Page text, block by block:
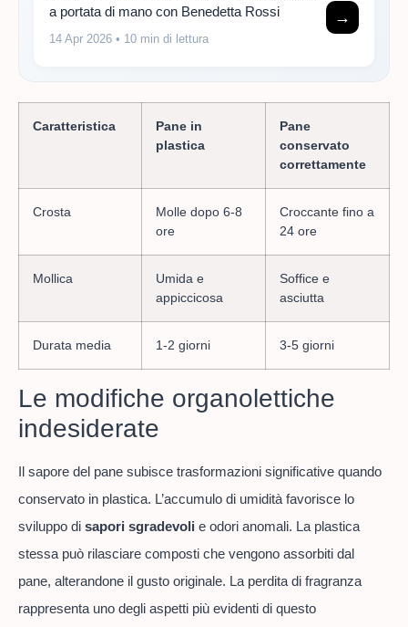
a portata di mano con Benedetta Rossi
14 Apr 2026 • 10 min di lettura
→
Caratteristica
Pane in
plastica
Pane
conservato
correttamente
Crosta
Molle dopo 6-8
ore
Croccante fino a
24 ore
Mollica
Umida e
appiccicosa
Soffice e
asciutta
Durata media 1-2 giorni 3-5 giorni
Le modifiche organolettiche
indesiderate
Il sapore del pane subisce trasformazioni significative quando
conservato in plastica. L’accumulo di umidità favorisce lo
sviluppo di sapori sgradevoli e odori anomali. La plastica
stessa può rilasciare composti che vengono assorbiti dal
pane, alterandone il gusto originale. La perdita di fragranza
rappresenta uno degli aspetti più evidenti di questo